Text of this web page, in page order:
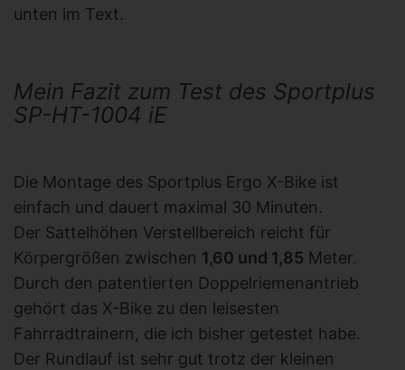
unten im Text.
Mein Fazit zum Test des Sportplus
SP-HT-1004 iE
Die Montage des Sportplus Ergo X-Bike ist
einfach und dauert maximal 30 Minuten.
Der Sattelhöhen Verstellbereich reicht für
Körpergrößen zwischen 1,60 und 1,85 Meter.
Durch den patentierten Doppelriemenantrieb
gehört das X-Bike zu den leisesten
Fahrradtrainern, die ich bisher getestet habe.
Der Rundlauf ist sehr gut trotz der kleinen